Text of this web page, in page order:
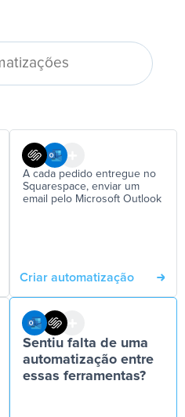
A cada pedido entregue no
Squarespace, enviar um
email pelo Microsoft Outlook
Criar automatização
Sentiu falta de uma
automatização entre
essas ferramentas?